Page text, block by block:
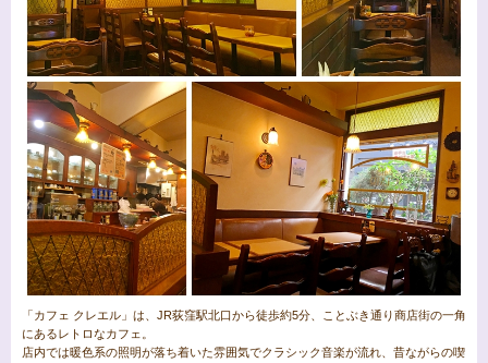
「カフェ クレエル」は、JR荻窪駅北口から徒歩約5分、ことぶき通り商店街の一角
にあるレトロなカフェ。
店内では暖色系の照明が落ち着いた雰囲気でクラシック音楽が流れ、昔ながらの喫